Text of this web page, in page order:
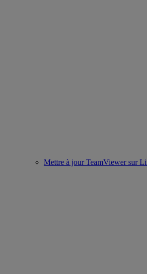
Mettre à jour TeamViewer sur